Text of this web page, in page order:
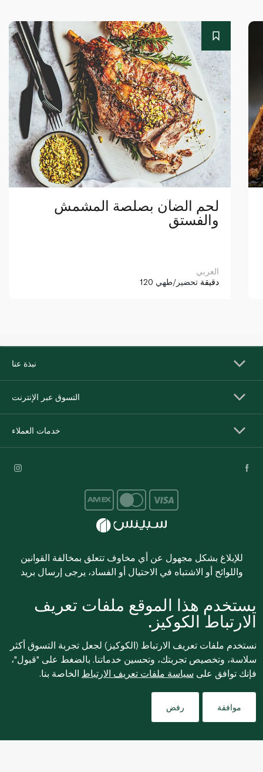
لحم الضآن بصلصة المشمش
والفستق
العربي
120 دقيقة تحضير/طهي
نبذة عنا
التسوق عبر الإنترنت
خدمات العملاء
للإبلاغ بشكل مجهول عن أي مخاوف تتعلق بمخالفة القوانين
واللوائح أو الاشتباه في الاحتيال أو الفساد، يرجى إرسال بريد
© 2020-2026 سبينس. كل الحقوق محفوظة
يستخدم هذا الموقع ملفات تعريف
الارتباط الكوكيز.
نستخدم ملفات تعريف الارتباط (الكوكيز) لجعل تجربة التسوق أكثر
سلاسة، وتخصيص تجربتك، وتحسين خدماتنا. بالضغط على "قبول"،
فإنك توافق على سياسة ملفات تعريف الارتباط الخاصة بنا.
موافقة رفض